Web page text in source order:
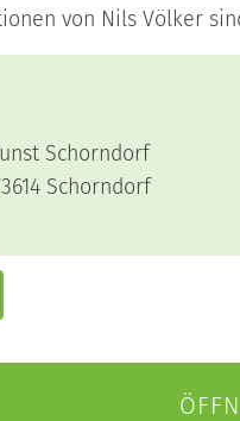
von Nils Völker
Schorndorf
Schorndorf